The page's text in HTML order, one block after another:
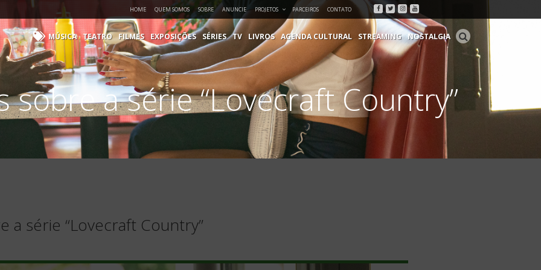
HOME QUEM SOMOS SOBRE ANUNCIE PROJETOS PARCEIROS CONTATO Facebook
Twitter
Instagram
Youtube
MÚSICA TEATRO FILMES EXPOSIÇÕES SÉRIES TV LIVROS AGENDA CULTURAL STREAMING NOSTALGIA
a série “Lovecraft Country”
a série “Lovecraft Country”